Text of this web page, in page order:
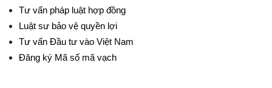
Tư vấn pháp luật hợp đồng
Luật sư bảo vệ quyền lợi
Tư vấn Đầu tư vào Việt Nam
Đăng ký Mã số mã vạch